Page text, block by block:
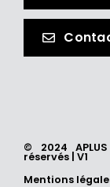
© 2024
réservés | V1
Mentions